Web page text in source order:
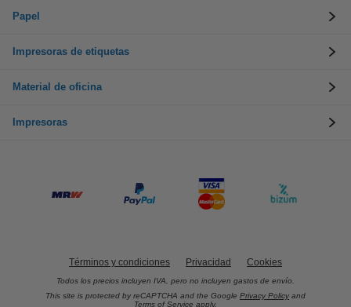
Papel
Impresoras de etiquetas
Material de oficina
Impresoras
Términos y condiciones Privacidad Cookies
Todos los precios incluyen IVA, pero no incluyen gastos de envío.
This site is protected by reCAPTCHA and the Google Privacy Policy and
Terms of Service apply.